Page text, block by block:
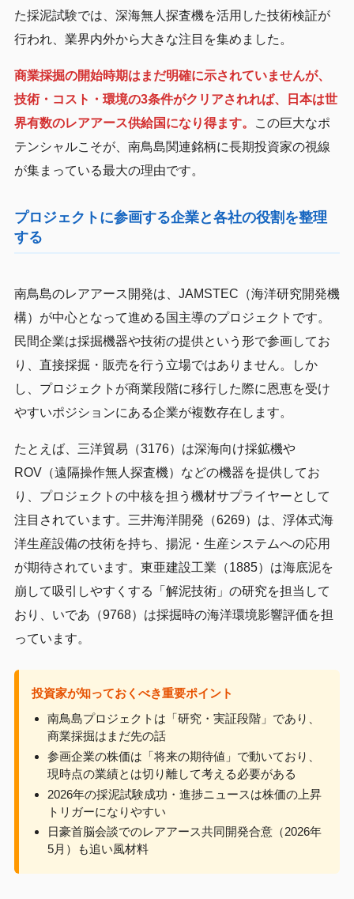
た採泥試験では、深海無人探査機を活用した技術検証が
行われ、業界内外から大きな注目を集めました。
商業採掘の開始時期はまだ明確に示されていませんが、
技術・コスト・環境の3条件がクリアされれば、日本は世
界有数のレアアース供給国になり得ます。
この巨大なポ
テンシャルこそが、南鳥島関連銘柄に長期投資家の視線
が集まっている最大の理由です。
プロジェクトに参画する企業と各社の役割を整理
する
南鳥島のレアアース開発は、JAMSTEC（海洋研究開発機
構）が中心となって進める国主導のプロジェクトです。
民間企業は採掘機器や技術の提供という形で参画してお
り、直接採掘・販売を行う立場ではありません。しか
し、プロジェクトが商業段階に移行した際に恩恵を受け
やすいポジションにある企業が複数存在します。
たとえば、三洋貿易（3176）は深海向け採鉱機や
ROV（遠隔操作無人探査機）などの機器を提供してお
り、プロジェクトの中核を担う機材サプライヤーとして
注目されています。三井海洋開発（6269）は、浮体式海
洋生産設備の技術を持ち、揚泥・生産システムへの応用
が期待されています。東亜建設工業（1885）は海底泥を
崩して吸引しやすくする「解泥技術」の研究を担当して
おり、いであ（9768）は採掘時の海洋環境影響評価を担
っています。
投資家が知っておくべき重要ポイント
南鳥島プロジェクトは「研究・実証段階」であり、
商業採掘はまだ先の話
参画企業の株価は「将来の期待値」で動いており、
現時点の業績とは切り離して考える必要がある
2026年の採泥試験成功・進捗ニュースは株価の上昇
トリガーになりやすい
日豪首脳会談でのレアアース共同開発合意（2026年
5月）も追い風材料